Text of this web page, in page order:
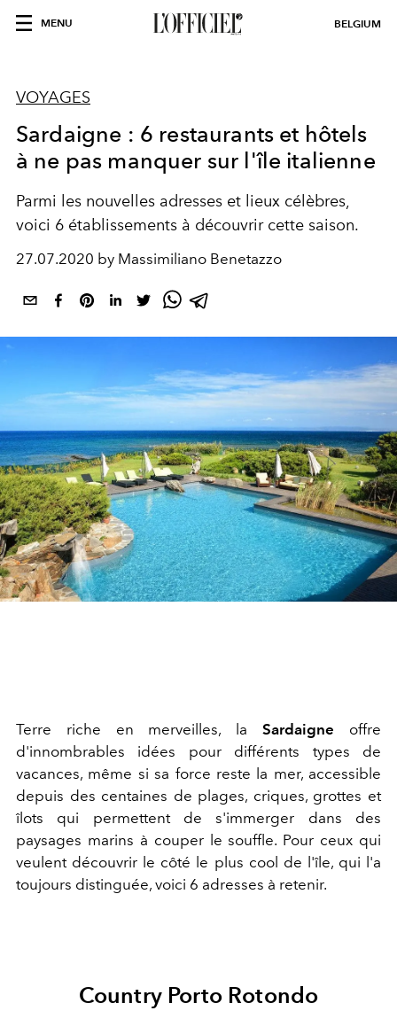
MENU BELGIUM
VOYAGES
Sardaigne : 6 restaurants et hôtels
à ne pas manquer sur l'île italienne
Parmi les nouvelles adresses et lieux célèbres,
voici 6 établissements à découvrir cette saison.
27.07.2020 by Massimiliano Benetazzo
Terre riche en merveilles, laSardaigne offre
d'innombrables idées pour différents types de
vacances, même si sa force reste la mer, accessible
depuis des centaines de plages, criques, grottes et
îlots qui permettent de s'immerger dans des
paysages marins à couper le souffle. Pour ceux qui
veulent découvrir le côté le plus cool de l'île, qui l'a
toujours distinguée, voici 6 adresses à retenir.
Country Porto Rotondo